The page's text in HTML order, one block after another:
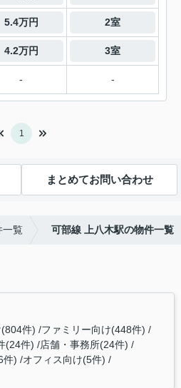
5.4万円 2室
4.2万円 3室
- -
1
まとめてお問い合わせ
一覧 可部線 上八木駅の物件一覧
件) ファミリー向け(448件)
(24件) 店舗・事務所(24件)
件) オフィス向け(5件)